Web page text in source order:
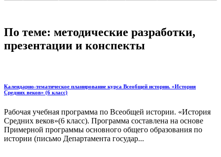
По теме: методические разработки,
презентации и конспекты
Календарно-тематическое планирование курса Всеобщей истории. «История
Средних веков» (6 класс)
Рабочая учебная программа по Всеобщей истории. «История
Средних веков»(6 класс). Программа составлена на основе
Примерной программы основного общего образования по
истории (письмо Департамента государ...